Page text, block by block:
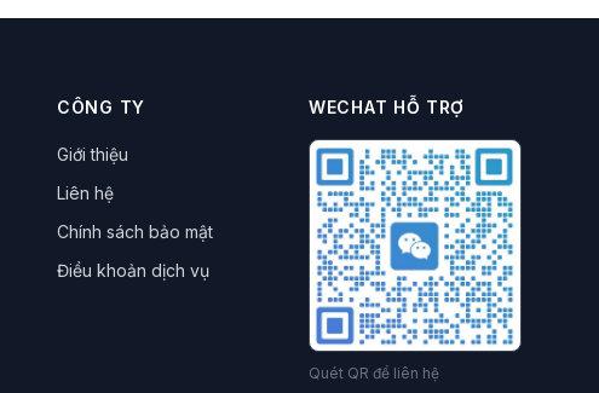
CÔNG TY
Giới thiệu
Liên hệ
Chính sách bảo mật
Điều khoản dịch vụ
WECHAT HỖ TRỢ
Quét QR để liên hệ